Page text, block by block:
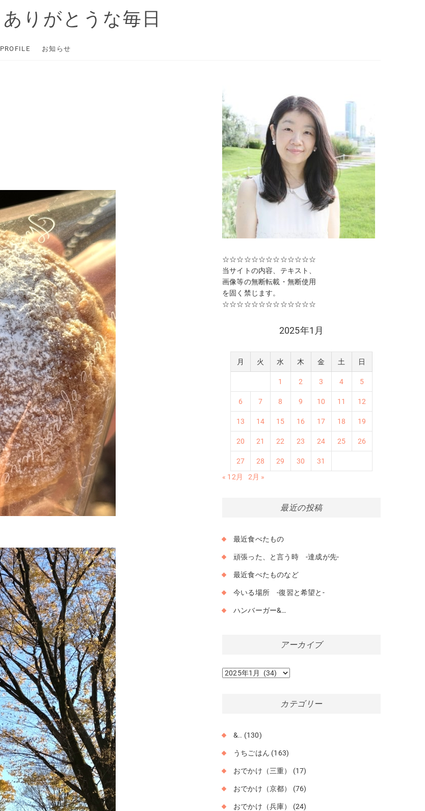
ありがとうな毎日
PROFILE お知らせ
☆☆☆☆☆☆☆☆☆☆☆☆☆
当サイトの内容、テキスト、
画像等の無断転載・無断使用
を固く禁じます。
☆☆☆☆☆☆☆☆☆☆☆☆☆
2025年1月
月 火 水 木 金 土 日
1 2 3 4 5
6 7 8 9 10 11 12
13 14 15 16 17 18 19
20 21 22 23 24 25 26
27 28 29 30
31
« 12月
2月 »
最近の投稿
最近食べたもの
頑張った、と言う時 -達成が先-
最近食べたものなど
今いる場所 -復習と希望と-
ハンバーガー&…
アーカイブ
ア
カテゴリー
&.. (130)
うちごはん (163)
おでかけ（三重） (17)
おでかけ（京都） (76)
おでかけ（兵庫） (24)